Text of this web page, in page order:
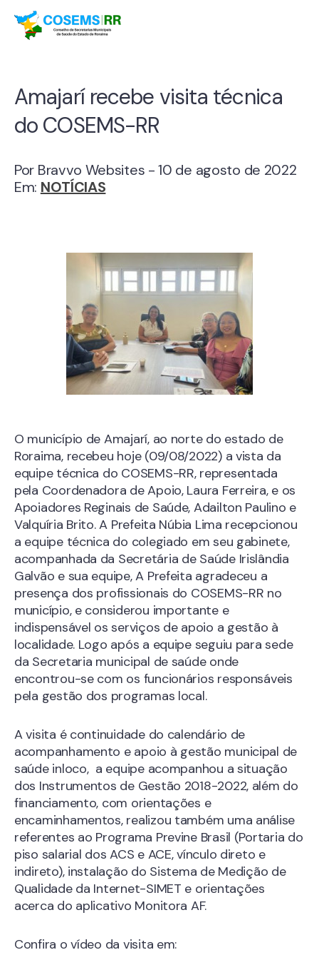
Amajarí recebe visita técnica
do COSEMS-RR
Por Bravvo Websites - 10 de agosto de 2022
Em: NOTÍCIAS
O município de Amajarí, ao norte do estado de
Roraima, recebeu hoje (09/08/2022) a vista da
equipe técnica do COSEMS-RR, representada
pela Coordenadora de Apoio, Laura Ferreira, e os
Apoiadores Reginais de Saúde, Adailton Paulino e
Valquíria Brito. A Prefeita Núbia Lima recepcionou
a equipe técnica do colegiado em seu gabinete,
acompanhada da Secretária de Saúde Irislândia
Galvão e sua equipe, A Prefeita agradeceu a
presença dos profissionais do COSEMS-RR no
município, e considerou importante e
indispensável os serviços de apoio a gestão à
localidade. Logo após a equipe seguiu para sede
da Secretaria municipal de saúde onde
encontrou-se com os funcionários responsáveis
pela gestão dos programas local.
A visita é continuidade do calendário de
acompanhamento e apoio à gestão municipal de
saúde inloco, a equipe acompanhou a situação
dos Instrumentos de Gestão 2018-2022, além do
financiamento, com orientações e
encaminhamentos, realizou também uma análise
referentes ao Programa Previne Brasil (Portaria do
piso salarial dos ACS e ACE, vínculo direto e
indireto), instalação do Sistema de Medição de
Qualidade da Internet-SIMET e orientações
acerca do aplicativo Monitora AF.
Confira o vídeo da visita em: